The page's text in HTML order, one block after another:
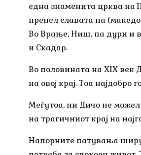
една знаменита црква на
пренел славата на
Во Врање, Ниш, па дури и
и Скадар.
Во половината на XIX век
на овој крај. Тоа најдобро
Меѓутоа, ни Дичо не можел
на трагичниот крај на
Напорните патувања